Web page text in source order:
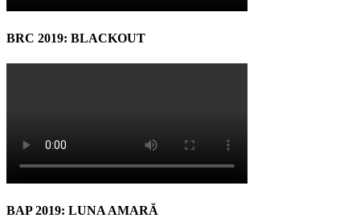
BRC 2019: BLACKOUT
BAP 2019: LUNA AMARĂ